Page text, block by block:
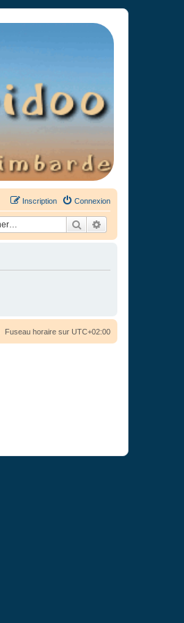
Connexion
Inscription
Rechercher
Fuseau horaire sur UTC+02:00